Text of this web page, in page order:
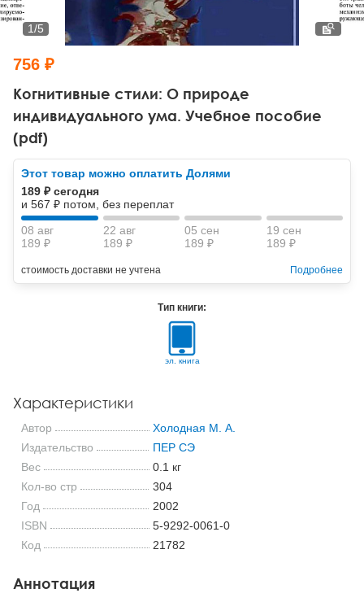
Тревожные расстройства, панические атаки
Психодрама
Другие направления психотерапии
Классический, эриксоновский гипноз и НЛП
НЛП
Психология труда и эргономика
Социальная психология
Социальная и организационная психология
Классический и юнгианский психоанализ
Когнитивные стили: О природе
индивидуального ума. Учебное пособие
(pdf)
1/5
756 ₽
Этот товар можно оплатить Долями
189 ₽ сегодня
и 567 ₽ потом, без переплат
08 авг
189 ₽
22 авг
189 ₽
05 сен
189 ₽
19 сен
189 ₽
стоимость доставки не учтена Подробнее
Тип книги:
эл. книга
Характеристики
Автор
Холодная М. А.
Издательство
ПЕР СЭ
Вес
0.1 кг
Кол-во стр
304
Год
2002
ISBN
5-9292-0061-0
Код
21782
Аннотация